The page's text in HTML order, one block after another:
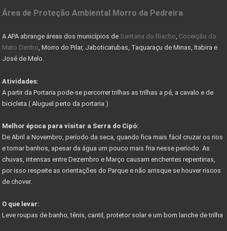
AS VANTAGENS DE UMA HOLDING FAMILIAR - CONHEÇA
DER AUTORIZA CONSTRUÇÃO DE PONTE RIO DAS VELHAS
COMO FUNCIONA COMISSÃO DO CORRETOR DE IMÓVEIS
GUIA DE TRILHAS SERRA DO CIPÓ
CIPÓ CLASSIC FESTIVAL - COPA DAS CONFEDERAÇÕES
Começa em junho festival de outono serra do cipó
NOVO ACESSO À SERRA DO CIPÓ
Área de Proteção Ambiental Morro da Pedreira
A APA abrange áreas dos municípios de Santana do Riacho Coceição do
Mato Dentro , Morro do Pilar, Jaboticatubas, Taquaraçu de Minas, Itabira e
José de Melo.
Atividades:
A partir da Portaria pode-se percorrer trilhas as trilhas a pé, a cavalo e de
bicicleta ( Aluguel perto da portaria )
Melhor época para visitar a Serra do Cipó:
De Abril a Novembro, período da seca, quando fica mais fácil cruzar os rios
e tomar banhos, apesar da água um pouco mais fria nesse período. As
chuvas, intensas entre Dezembro e Março causam enchentes repentinas,
por isso respeite as orientações do Parque e não arrisque se houver riscos
de chover.
O que levar:
Leve roupas de banho, tênis, cantil, protetor solar e um bom lanche de trilha